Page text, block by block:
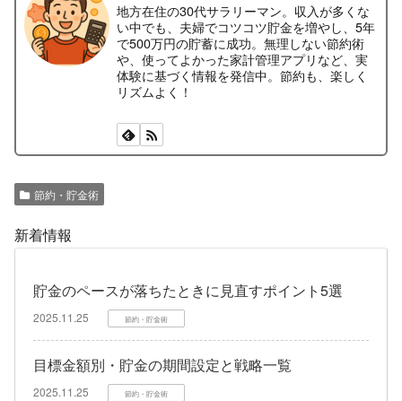
地方在住の30代サラリーマン。収入が多くな
い中でも、夫婦でコツコツ貯金を増やし、5年
で500万円の貯蓄に成功。無理しない節約術
や、使ってよかった家計管理アプリなど、実
体験に基づく情報を発信中。節約も、楽しく
リズムよく！
節約・貯金術
新着情報
貯金のペースが落ちたときに見直すポイント5選
2025.11.25 節約・貯金術
目標金額別・貯金の期間設定と戦略一覧
2025.11.25 節約・貯金術